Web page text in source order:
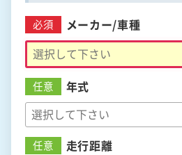
必須 メーカー/車種
任意 年式
任意 走行距離